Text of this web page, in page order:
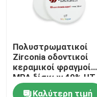
Πολυστρωματικοί
Zirconia οδοντικοί
κεραμικοί φραγμοί
MPA δίσκων 49% UT
εξαιρετικά
Καλύτερη τιμή